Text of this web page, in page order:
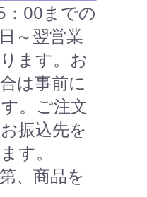
00までの
～翌営業
ます。お
は事前に
。ご注文
振込先を
す。
、商品を